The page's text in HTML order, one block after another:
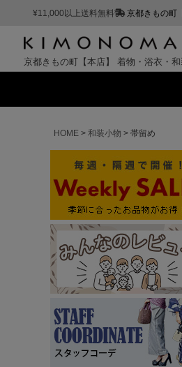
¥11,000以上送料無料 京都きもの町
京都きもの町【本店】 着物・浴衣・
HOME
和装小物 帯留め